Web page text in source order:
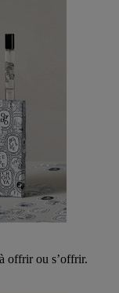
offrir ou s’offrir.